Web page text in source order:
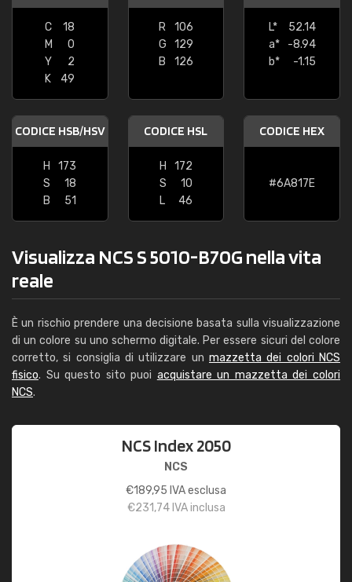
C
18
M
0
Y
2
K
49
R
106
G
129
B
126
L*
52.14
a*
-8.94
b*
-1.15
CODICE HSB/HSV
H
173
S
18
B
51
CODICE HSL
H
172
S
10
L
46
CODICE HEX
#6A817E
Visualizza NCS S 5010-B70G nella vita
reale
È un rischio prendere una decisione basata sulla visualizzazione
di un colore su uno schermo digitale. Per essere sicuri del colore
corretto, si consiglia di utilizzare un mazzetta dei colori NCS
fisico. Su questo sito puoi acquistare un mazzetta dei colori
NCS.
NCS Index 2050
NCS
€189,95 IVA esclusa
€231,74IVA inclusa